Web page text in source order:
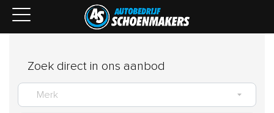
Zoek direct in ons aanbod